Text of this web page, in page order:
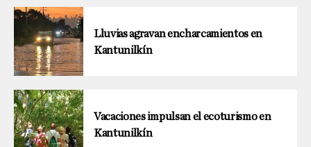
Lluvias agravan encharcamientos en
Kantunilkín
Vacaciones impulsan el ecoturismo en
Kantunilkín